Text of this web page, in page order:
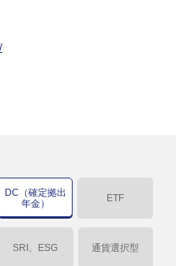
DC（確定拠出
年金）
ETF
SRI、ESG 通貨選択型